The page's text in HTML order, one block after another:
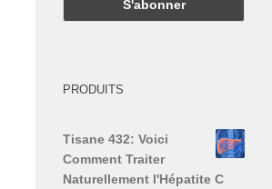
PRODUITS
Tisane 432: Voici
Comment Traiter
Naturellement l'Hépatite C